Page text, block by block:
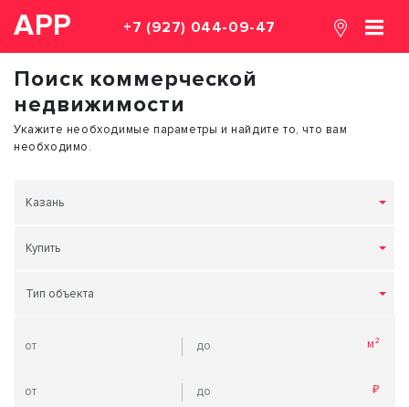
АРР +7 (927) 044-09-47
Поиск коммерческой
недвижимости
Укажите необходимые параметры и найдите то, что вам
необходимо.
Казань
Купить
Тип объекта